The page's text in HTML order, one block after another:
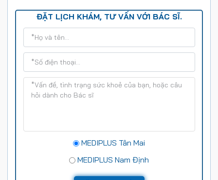
ĐẶT LỊCH KHÁM, TƯ VẤN VỚI BÁC SĨ.
MEDIPLUS Tân Mai
MEDIPLUS Nam Định